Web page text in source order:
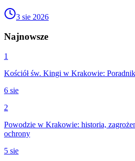
3 sie 2026
Najnowsze
1
Kościół św. Kingi w Krakowie:
6 sie
2
Powodzie w Krakowie: historia,
ochrony
5 sie